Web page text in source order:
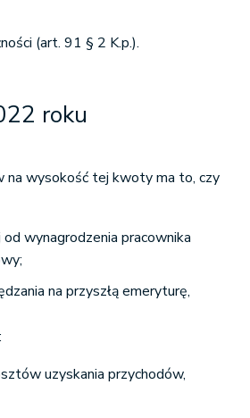
(art. 91 § 2 K.p.).
roku
wysokość tej kwoty ma to, czy
wynagrodzenia pracownika
na przyszłą emeryturę,
uzyskania przychodów,